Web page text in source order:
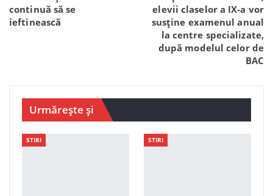
continuă să se
ieftinească
elevii claselor a IX-a vor
susține examenul anual
la centre specializate,
după modelul celor de
BAC
Urmărește și
STIRI STIRI